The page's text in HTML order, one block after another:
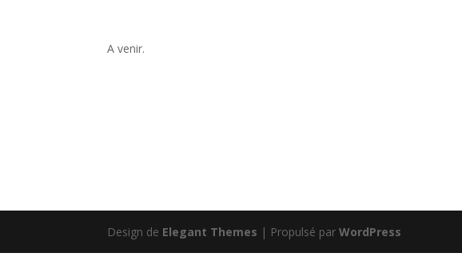
A venir.
Design de Elegant Themes | Propulsé parWordPress